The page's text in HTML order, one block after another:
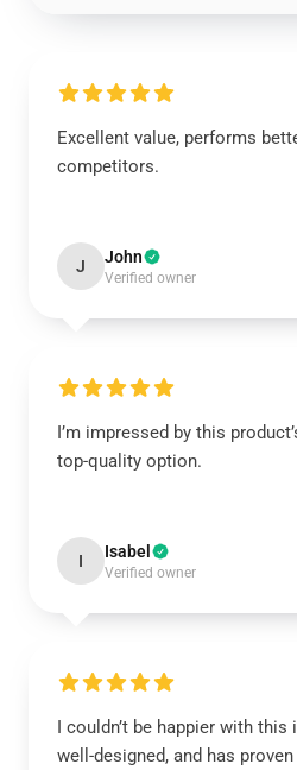
Excellent value, performs
competitors.
J John
Verified owner
I’m impressed by this
top-quality option.
I Isabel
Verified owner
I couldn’t be happier with this
well-designed, and has